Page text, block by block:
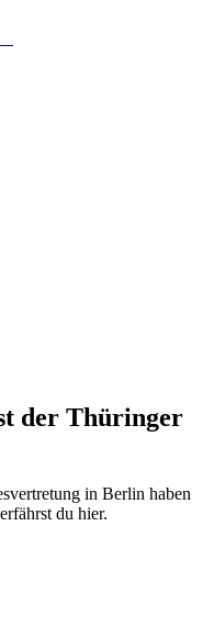
der Thüringer
in Berlin haben
du hier.